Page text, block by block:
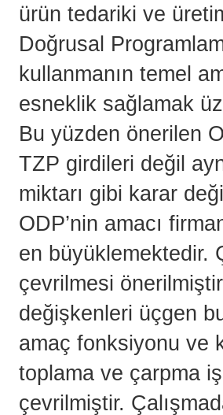
ürün tedariki ve
Doğrusal
kullanmanın temel
esneklik sağlamak
Bu yüzden önerilen
TZP girdileri değil
miktarı gibi karar
ODP’nin amacı
en büyüklemektedir.
çevrilmesi
değişkenleri üçgen
amaç fonksiyonu ve
toplama ve çarpma
çevrilmiştir.